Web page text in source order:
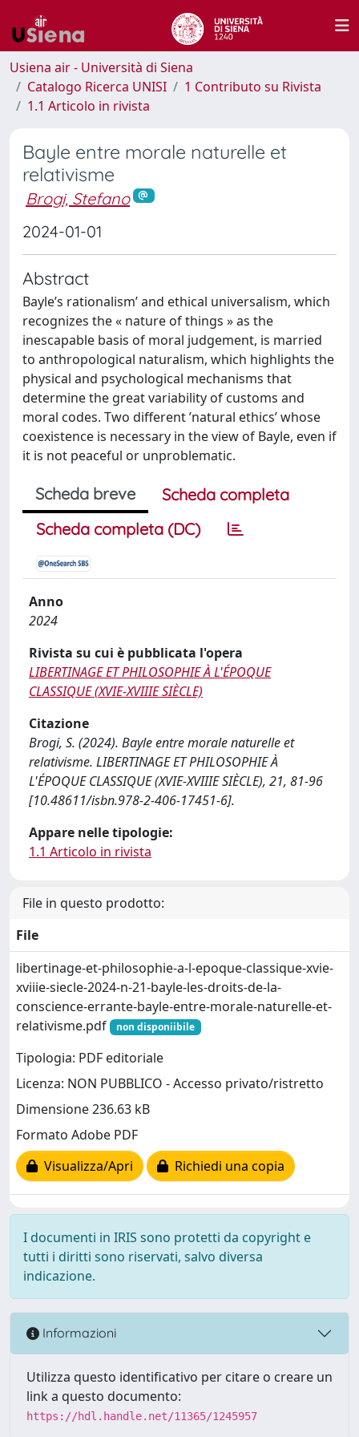
Usiena air - Università di Siena
Catalogo Ricerca UNISI
1 Contributo su Rivista
1.1 Articolo in rivista
Bayle entre morale naturelle et
relativisme
Brogi, Stefano
2024-01-01
Abstract
Bayle’s rationalism’ and ethical universalism, which
recognizes the « nature of things » as the
inescapable basis of moral judgement, is married
to anthropological naturalism, which highlights the
physical and psychological mechanisms that
determine the great variability of customs and
moral codes. Two different ’natural ethics’ whose
coexistence is necessary in the view of Bayle, even if
it is not peaceful or unproblematic.
Scheda breve
Scheda completa
Scheda completa (DC)
Anno
2024
Rivista su cui è pubblicata l'opera
LIBERTINAGE ET PHILOSOPHIE À L'ÉPOQUE
CLASSIQUE (XVIE-XVIIIE SIÈCLE)
Citazione
Brogi, S. (2024). Bayle entre morale naturelle et
relativisme. LIBERTINAGE ET PHILOSOPHIE À
L'ÉPOQUE CLASSIQUE (XVIE-XVIIIE SIÈCLE), 21, 81-96
[10.48611/isbn.978-2-406-17451-6].
Appare nelle tipologie:
1.1 Articolo in rivista
File in questo prodotto:
File
libertinage-et-philosophie-a-l-epoque-classique-xvie-
xviiie-siecle-2024-n-21-bayle-les-droits-de-la-
conscience-errante-bayle-entre-morale-naturelle-et-
relativisme.pdf
non disponiibile
Tipologia: PDF editoriale
Licenza: NON PUBBLICO - Accesso privato/ristretto
Dimensione 236.63 kB
Formato Adobe PDF
Visualizza/Apri
Richiedi una copia
I documenti in IRIS sono protetti da copyright e
tutti i diritti sono riservati, salvo diversa
indicazione.
Informazioni
Utilizza questo identificativo per citare o creare un
link a questo documento:
https://hdl.handle.net/11365/1245957